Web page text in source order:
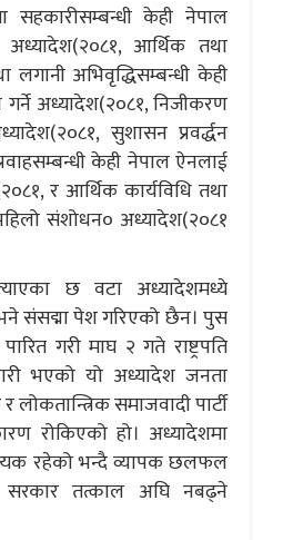
सहकारीसम्बन्धी केही नेपाल
आर्थिक तथा
लगानी अभिवृद्धिसम्बन्धी केही
अध्यादेश(२०८१, निजीकरण
सुशासन प्रवर्द्धन
केही नेपाल ऐनलाई
र आर्थिक कार्यविधि तथा
संशोधन० अध्यादेश(२०८१
छ वटा अध्यादेशमध्ये
संसद्मा पेश गरिएको छैन। पुस
गरी माघ २ गते राष्ट्रपति
भएको यो अध्यादेश जनता
लोकतान्त्रिक समाजवादी पार्टी
रोकिएको हो। अध्यादेशमा
रहेको भन्दै व्यापक छलफल
सरकार तत्काल अघि नबढ्ने